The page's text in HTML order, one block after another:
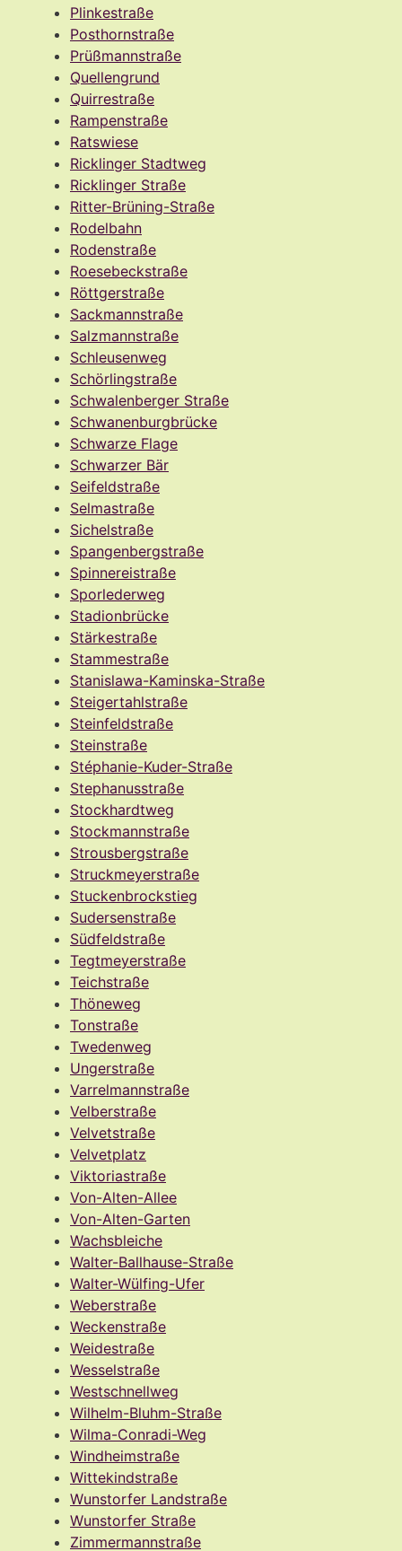
Plinkestraße
Posthornstraße
Prüßmannstraße
Quellengrund
Quirrestraße
Rampenstraße
Ratswiese
Ricklinger Stadtweg
Ricklinger Straße
Ritter-Brüning-Straße
Rodelbahn
Rodenstraße
Roesebeckstraße
Röttgerstraße
Sackmannstraße
Salzmannstraße
Schleusenweg
Schörlingstraße
Schwalenberger Straße
Schwanenburgbrücke
Schwarze Flage
Schwarzer Bär
Seifeldstraße
Selmastraße
Sichelstraße
Spangenbergstraße
Spinnereistraße
Sporlederweg
Stadionbrücke
Stärkestraße
Stammestraße
Stanislawa-Kaminska-Straße
Steigertahlstraße
Steinfeldstraße
Steinstraße
Stéphanie-Kuder-Straße
Stephanusstraße
Stockhardtweg
Stockmannstraße
Strousbergstraße
Struckmeyerstraße
Stuckenbrockstieg
Sudersenstraße
Südfeldstraße
Tegtmeyerstraße
Teichstraße
Thöneweg
Tonstraße
Twedenweg
Ungerstraße
Varrelmannstraße
Velberstraße
Velvetstraße
Velvetplatz
Viktoriastraße
Von-Alten-Allee
Von-Alten-Garten
Wachsbleiche
Walter-Ballhause-Straße
Walter-Wülfing-Ufer
Weberstraße
Weckenstraße
Weidestraße
Wesselstraße
Westschnellweg
Wilhelm-Bluhm-Straße
Wilma-Conradi-Weg
Windheimstraße
Wittekindstraße
Wunstorfer Landstraße
Wunstorfer Straße
Zimmermannstraße